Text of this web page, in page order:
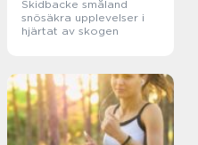
Skidbacke småland
snösäkra upplevelser i
hjärtat av skogen